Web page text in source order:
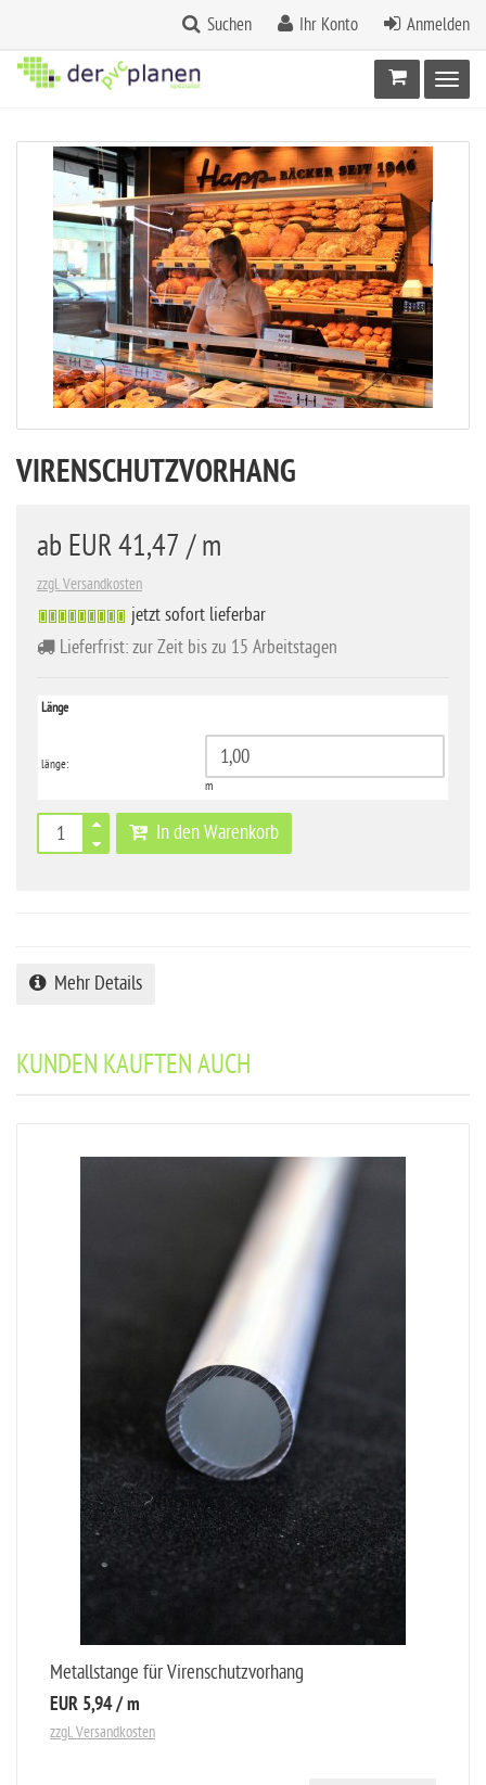
Suchen Ihr Konto Anmelden
Warenkorb
VIRENSCHUTZVORHANG
ab EUR 41,47 / m
zzgl. Versandkosten
jetzt sofort lieferbar
Lieferfrist: zur Zeit bis zu 15 Arbeitstagen
Länge
länge:
m
In den Warenkorb
Mehr Details
KUNDEN KAUFTEN AUCH
Metallstange für Virenschutzvorhang
EUR 5,94/ m
zzgl. Versandkosten